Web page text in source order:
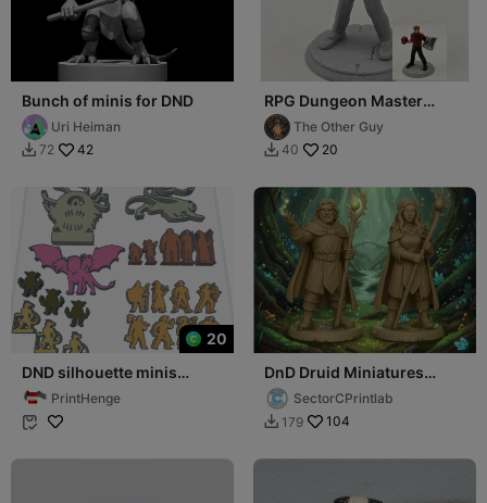
Bunch of minis for DND
Uri Heiman
 72 42
RPG Dungeon Master
Miniature
The Other Guy
 40 20
20
DND silhouette minis
collection 1
PrintHenge

DnD Druid Miniatures
(5cm) - Rol
SectorCPrintlab
 179 104